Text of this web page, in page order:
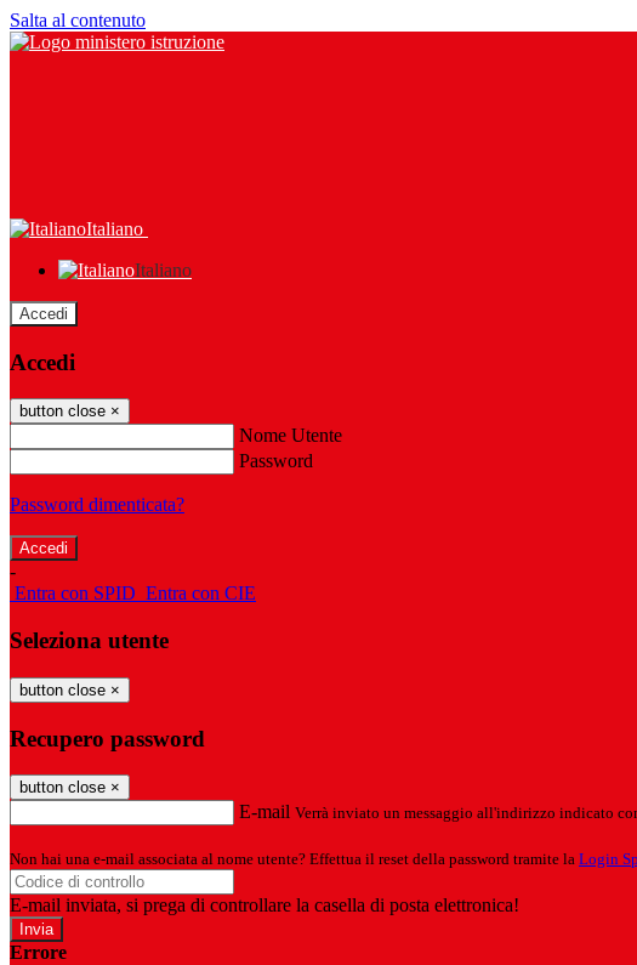
Salta al contenuto
Italiano
Italiano
Accedi
Accedi
button close ×
Nome Utente
Password
Password dimenticata?
-
Entra con SPID Entra con CIE
Seleziona utente
button close ×
Recupero password
button close ×
E-mail Verrà inviato un messaggio all'indirizzo indicato
Non hai una e-mail associata al nome utente? Effettua il reset della password tramite la Login
E-mail inviata, si prega di controllare la casella di posta elettronica!
Errore